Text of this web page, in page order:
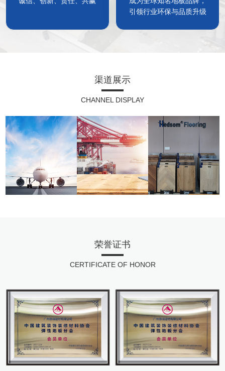
引领行业环保与品质升级
渠道展示
CHANNEL DISPLAY
荣誉证书
CERTIFICATE OF HONOR